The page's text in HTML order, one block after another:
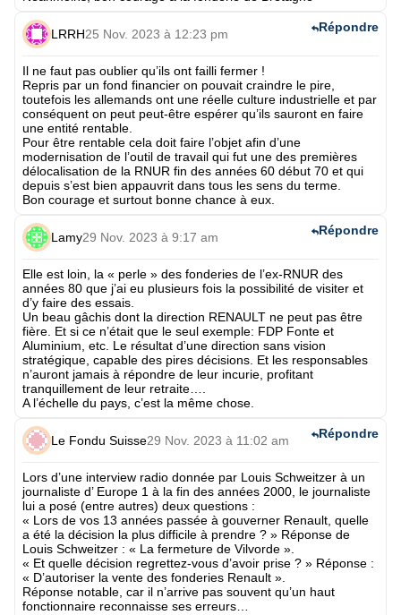
LRRH25 Nov. 2023 à 12:23 pm
Il ne faut pas oublier qu’ils ont failli fermer !
Repris par un fond financier on pouvait craindre le pire,
toutefois les allemands ont une réelle culture industrielle et par
conséquent on peut peut-être espérer qu’ils sauront en faire
une entité rentable.
Pour être rentable cela doit faire l’objet afin d’une
modernisation de l’outil de travail qui fut une des premières
délocalisation de la RNUR fin des années 60 début 70 et qui
depuis s’est bien appauvrit dans tous les sens du terme.
Bon courage et surtout bonne chance à eux.
Répondre
Lamy29 Nov. 2023 à 9:17 am
Elle est loin, la « perle » des fonderies de l’ex-RNUR des
années 80 que j’ai eu plusieurs fois la possibilité de visiter et
d’y faire des essais.
Un beau gâchis dont la direction RENAULT ne peut pas être
fière. Et si ce n’était que le seul exemple: FDP Fonte et
Aluminium, etc. Le résultat d’une direction sans vision
stratégique, capable des pires décisions. Et les responsables
n’auront jamais à répondre de leur incurie, profitant
tranquillement de leur retraite….
A l’échelle du pays, c’est la même chose.
Répondre
Le Fondu Suisse29 Nov. 2023 à 11:02 am
Lors d’une interview radio donnée par Louis Schweitzer à un
journaliste d’ Europe 1 à la fin des années 2000, le journaliste
lui a posé (entre autres) deux questions :
« Lors de vos 13 années passée à gouverner Renault, quelle
a été la décision la plus difficile à prendre ? » Réponse de
Louis Schweitzer : « La fermeture de Vilvorde ».
« Et quelle décision regrettez-vous d’avoir prise ? » Réponse :
« D’autoriser la vente des fonderies Renault ».
Réponse notable, car il n’arrive pas souvent qu’un haut
fonctionnaire reconnaisse ses erreurs…
Répondre